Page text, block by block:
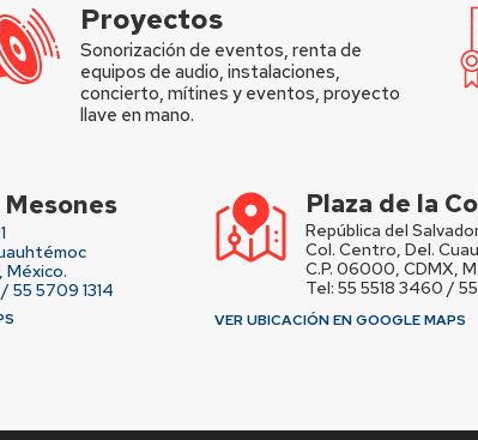
Proyectos
Sonorización de eventos, renta de
equipos de audio, instalaciones,
concierto, mítines y eventos, proyecto
llave en mano.
México.
55 5709 1314
Plaza de la
República del
Col. Centro, Del.
C.P. 06000, CDMX,
Tel: 55 5518 3460 /
VER UBICACIÓN EN GOOGLE MAPS